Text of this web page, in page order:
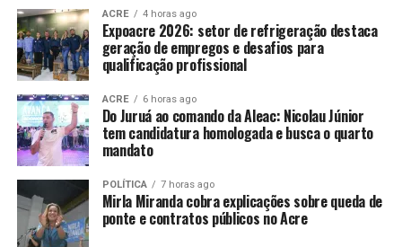
ACRE 4 horas ago
Expoacre 2026: setor de refrigeração destaca
geração de empregos e desafios para
qualificação profissional
ACRE 6 horas ago
Do Juruá ao comando da Aleac: Nicolau Júnior
tem candidatura homologada e busca o quarto
mandato
POLÍTICA 7 horas ago
Mirla Miranda cobra explicações sobre queda de
ponte e contratos públicos no Acre